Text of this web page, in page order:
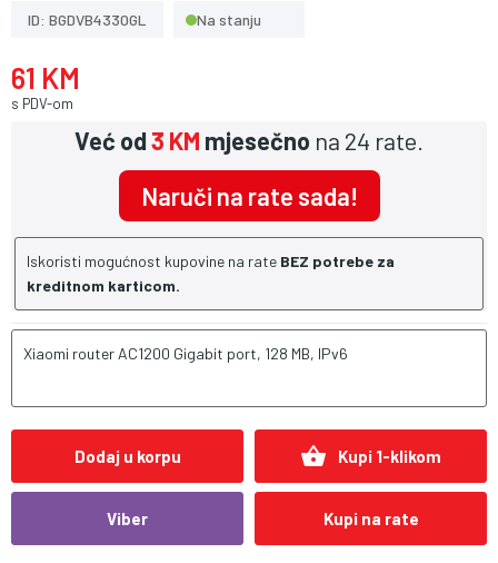
ID: BGDVB4330GL Na stanju
61 KM
s PDV-om
Već od3 KM mjesečno na 24 rate.
Naruči na rate sada!
Iskoristi mogućnost kupovine na rate BEZ potrebe za
kreditnom karticom.
Xiaomi router AC1200 Gigabit port, 128 MB, IPv6
Dodaj u korpu shopping_basket Kupi 1-klikom
Viber Kupi na rate